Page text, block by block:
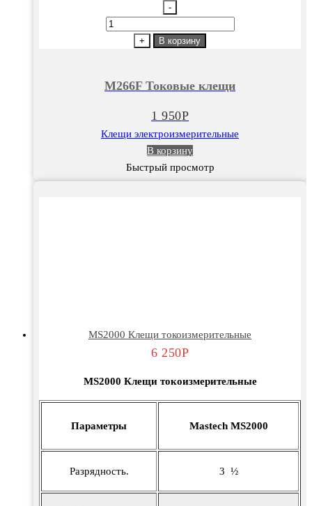
-
Количество
клещи
+ В корзину
М266F Токовые клещи
1 950Р
Клещи электроизмерительные
В корзину
Быстрый просмотр
MS2000 Клещи токоизмерительные
6 250Р
MS2000 Клещи токоизмерительные
Параметры Mastech МS2000
Разрядность. 3 ½